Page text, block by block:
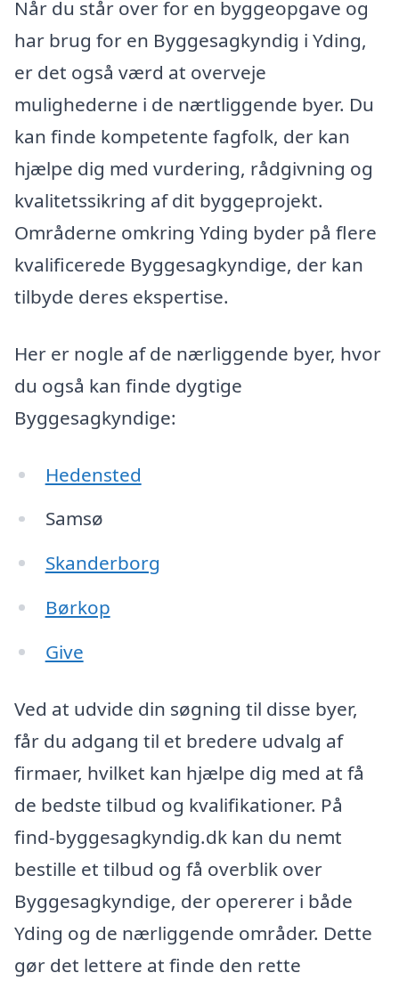
Når du står over for en byggeopgave og
har brug for en Byggesagkyndig i Yding,
er det også værd at overveje
mulighederne i de nærtliggende byer. Du
kan finde kompetente fagfolk, der kan
hjælpe dig med vurdering, rådgivning og
kvalitetssikring af dit byggeprojekt.
Områderne omkring Yding byder på flere
kvalificerede Byggesagkyndige, der kan
tilbyde deres ekspertise.
Her er nogle af de nærliggende byer, hvor
du også kan finde dygtige
Byggesagkyndige:
Hedensted
Samsø
Skanderborg
Børkop
Give
Ved at udvide din søgning til disse byer,
får du adgang til et bredere udvalg af
firmaer, hvilket kan hjælpe dig med at få
de bedste tilbud og kvalifikationer. På
find-byggesagkyndig.dk kan du nemt
bestille et tilbud og få overblik over
Byggesagkyndige, der opererer i både
Yding og de nærliggende områder. Dette
gør det lettere at finde den rette